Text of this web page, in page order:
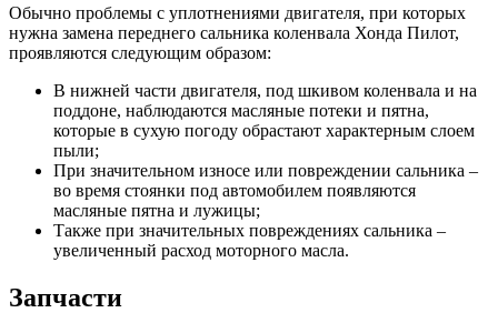
Обычно проблемы с уплотнениями двигателя, при которых
нужна замена переднего сальника коленвала Хонда Пилот,
проявляются следующим образом:
В нижней части двигателя, под шкивом коленвала и на
поддоне, наблюдаются масляные потеки и пятна,
которые в сухую погоду обрастают характерным слоем
пыли;
При значительном износе или повреждении сальника –
во время стоянки под автомобилем появляются
масляные пятна и лужицы;
Также при значительных повреждениях сальника –
увеличенный расход моторного масла.
Запчасти